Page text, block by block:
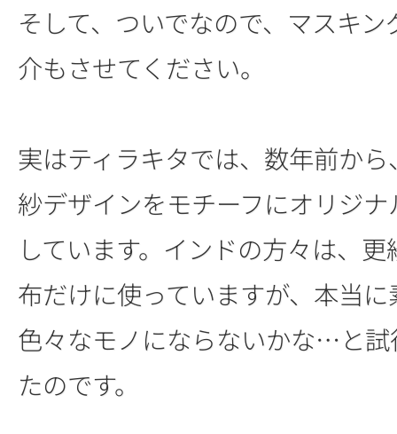
そして、ついでなので、マスキン
介もさせてください。
実はティラキタでは、数年前か
紗デザインをモチーフにオリジ
しています。インドの方々は、
布だけに使っていますが、本当
色々なモノにならないかな…と
たのです。